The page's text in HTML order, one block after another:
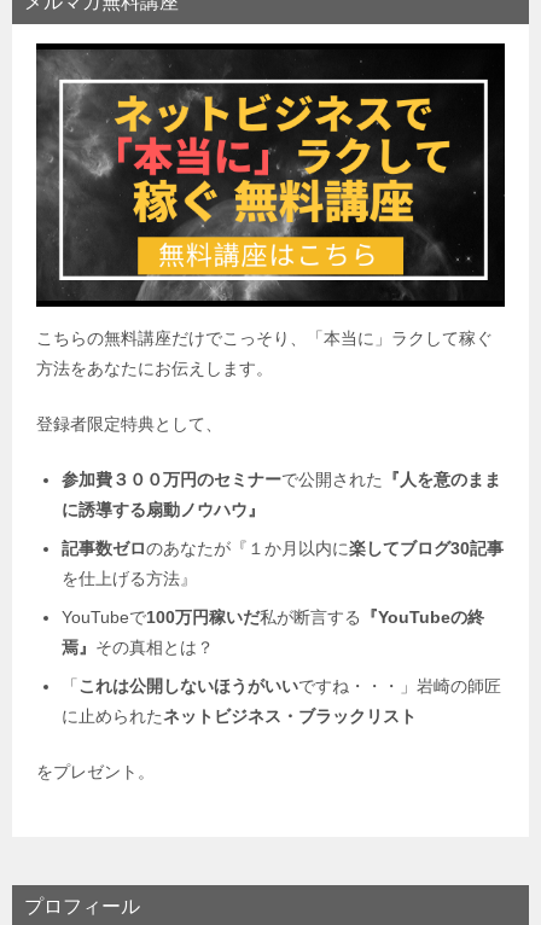
こちらの無料講座だけでこっそり、「本当に」ラクして稼ぐ
方法をあなたにお伝えします。
登録者限定特典として、
参加費３００万円のセミナーで公開された
『人を意のまま
に誘導する扇動ノウハウ』
記事数ゼロのあなたが『１か月以内に楽してブログ30記事
を仕上げる方法』
YouTubeで100万円稼いだ私が断言する
『YouTubeの終
焉』 その真相とは？
「 これは公開しないほうがいいですね・・・」岩崎の師匠
に止められたネットビジネス・ ブラックリスト
をプレゼント。
プロフィール